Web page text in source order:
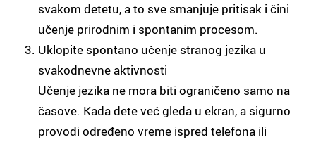
svakom detetu, a to sve smanjuje pritisak i čini
učenje prirodnim i spontanim procesom.
Uklopite spontano učenje stranog jezika u
svakodnevne aktivnosti
Učenje jezika ne mora biti ograničeno samo na
časove. Kada dete već gleda u ekran, a sigurno
provodi određeno vreme ispred telefona ili